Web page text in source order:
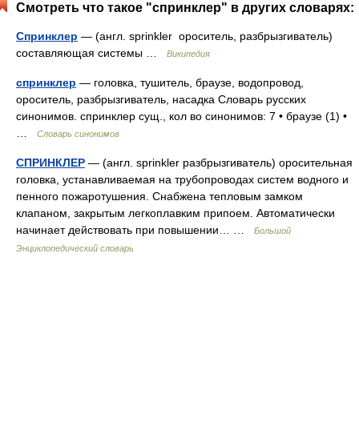
Смотреть что такое "спринклер" в других словарях:
Спринклер — (англ. sprinkler ороситель, разбрызгиватель)
составляющая системы …
Википедия
спринклер — головка, тушитель, браузе, водопровод,
ороситель, разбрызгиватель, насадка Словарь русских
синонимов. спринклер сущ., кол во синонимов: 7 • браузе (1) •
Словарь синонимов
СПРИНКЛЕР — (англ. sprinkler разбрызгиватель) оросительная
головка, устанавливаемая на трубопроводах систем водного и
пенного пожаротушения. Снабжена тепловым замком
клапаном, закрытым легкоплавким припоем. Автоматически
начинает действовать при повышении… …
Большой
Энциклопедический словарь